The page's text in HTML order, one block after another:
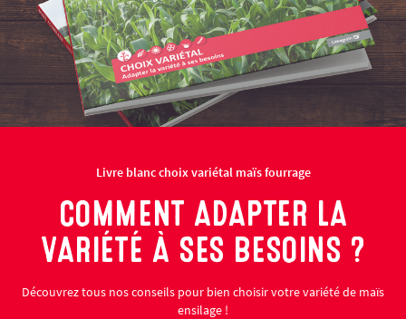
Livre blanc choix variétal maïs fourrage
COMMENT ADAPTER LA
VARIÉTÉ À SES BESOINS ?
Découvrez tous nos conseils pour bien choisir votre variété de maïs
ensilage !